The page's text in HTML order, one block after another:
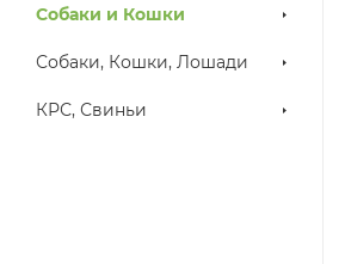
Собаки и Кошки
Собаки, Кошки, Лошади
КРС, Свиньи